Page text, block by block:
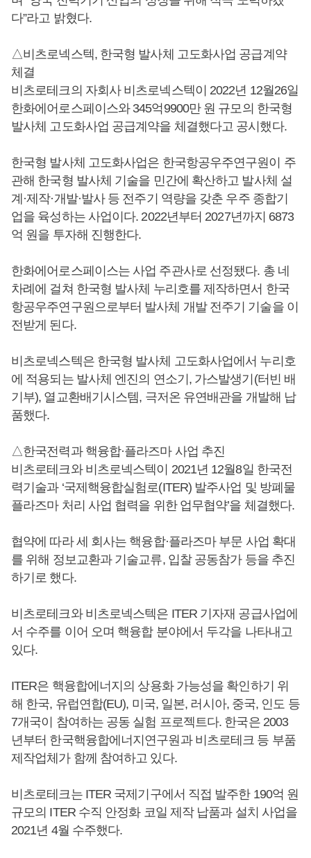
다”라고 밝혔다.
△비츠로넥스텍, 한국형 발사체 고도화사업 공급계약
체결
비츠로테크의 자회사 비츠로넥스텍이 2022년 12월26일
한화에어로스페이스와 345억9900만 원 규모의 한국형
발사체 고도화사업 공급계약을 체결했다고 공시했다.
한국형 발사체 고도화사업은 한국항공우주연구원이 주
관해 한국형 발사체 기술을 민간에 확산하고 발사체 설
계·제작·개발·발사 등 전주기 역량을 갖춘 우주 종합기
업을 육성하는 사업이다. 2022년부터 2027년까지 6873
억 원을 투자해 진행한다.
한화에어로스페이스는 사업 주관사로 선정됐다. 총 네
차례에 걸쳐 한국형 발사체 누리호를 제작하면서 한국
항공우주연구원으로부터 발사체 개발 전주기 기술을 이
전받게 된다.
비츠로넥스텍은 한국형 발사체 고도화사업에서 누리호
에 적용되는 발사체 엔진의 연소기, 가스발생기(터빈 배
기부), 열교환배기시스템, 극저온 유연배관을 개발해 납
품했다.
△한국전력과 핵융합·플라즈마 사업 추진
비츠로테크와 비츠로넥스텍이 2021년 12월8일 한국전
력기술과 ‘국제핵융합실험로(ITER) 발주사업 및 방폐물
플라즈마 처리 사업 협력을 위한 업무협약’을 체결했다.
협약에 따라 세 회사는 핵융합·플라즈마 부문 사업 확대
를 위해 정보교환과 기술교류, 입찰 공동참가 등을 추진
하기로 했다.
비츠로테크와 비츠로넥스텍은 ITER 기자재 공급사업에
서 수주를 이어 오며 핵융합 분야에서 두각을 나타내고
있다.
ITER은 핵융합에너지의 상용화 가능성을 확인하기 위
해 한국, 유럽연합(EU), 미국, 일본, 러시아, 중국, 인도 등
7개국이 참여하는 공동 실험 프로젝트다. 한국은 2003
년부터 한국핵융합에너지연구원과 비츠로테크 등 부품
제작업체가 함께 참여하고 있다.
비츠로테크는 ITER 국제기구에서 직접 발주한 190억 원
규모의 ITER 수직 안정화 코일 제작 납품과 설치 사업을
2021년 4월 수주했다.